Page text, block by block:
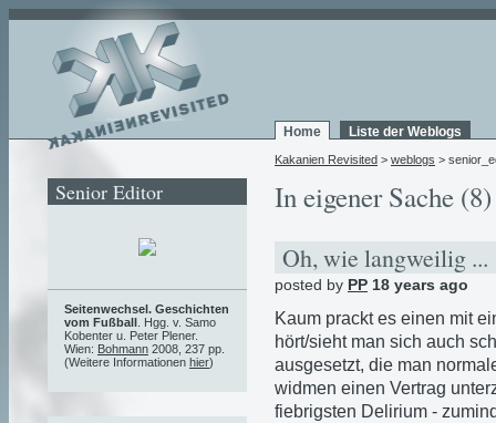
Home Liste der Weblogs
Kakanien Revisited > weblogs >
In eigener Sache (8)
Oh, wie langweilig ...
posted by PP 18 years ago
Kaum prackt es einen mit
hört/sieht man sich auch
ausgesetzt, die man
widmen einen Vertrag
fiebrigsten Delirium -
Senior Editor
Seitenwechsel. Geschichten
vom Fußball . Hgg. v. Samo
Kobenter u. Peter Plener.
Wien: Bohmann 2008, 237 pp.
(Weitere Informationen hier)